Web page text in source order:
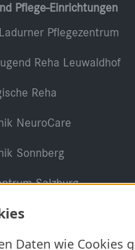
Daten wie Cookies
Pflege-Einrichtungen
Pflegezentrum
Reha Leuwaldhof
Reha
NeuroCare
Sonnberg
Salzburg